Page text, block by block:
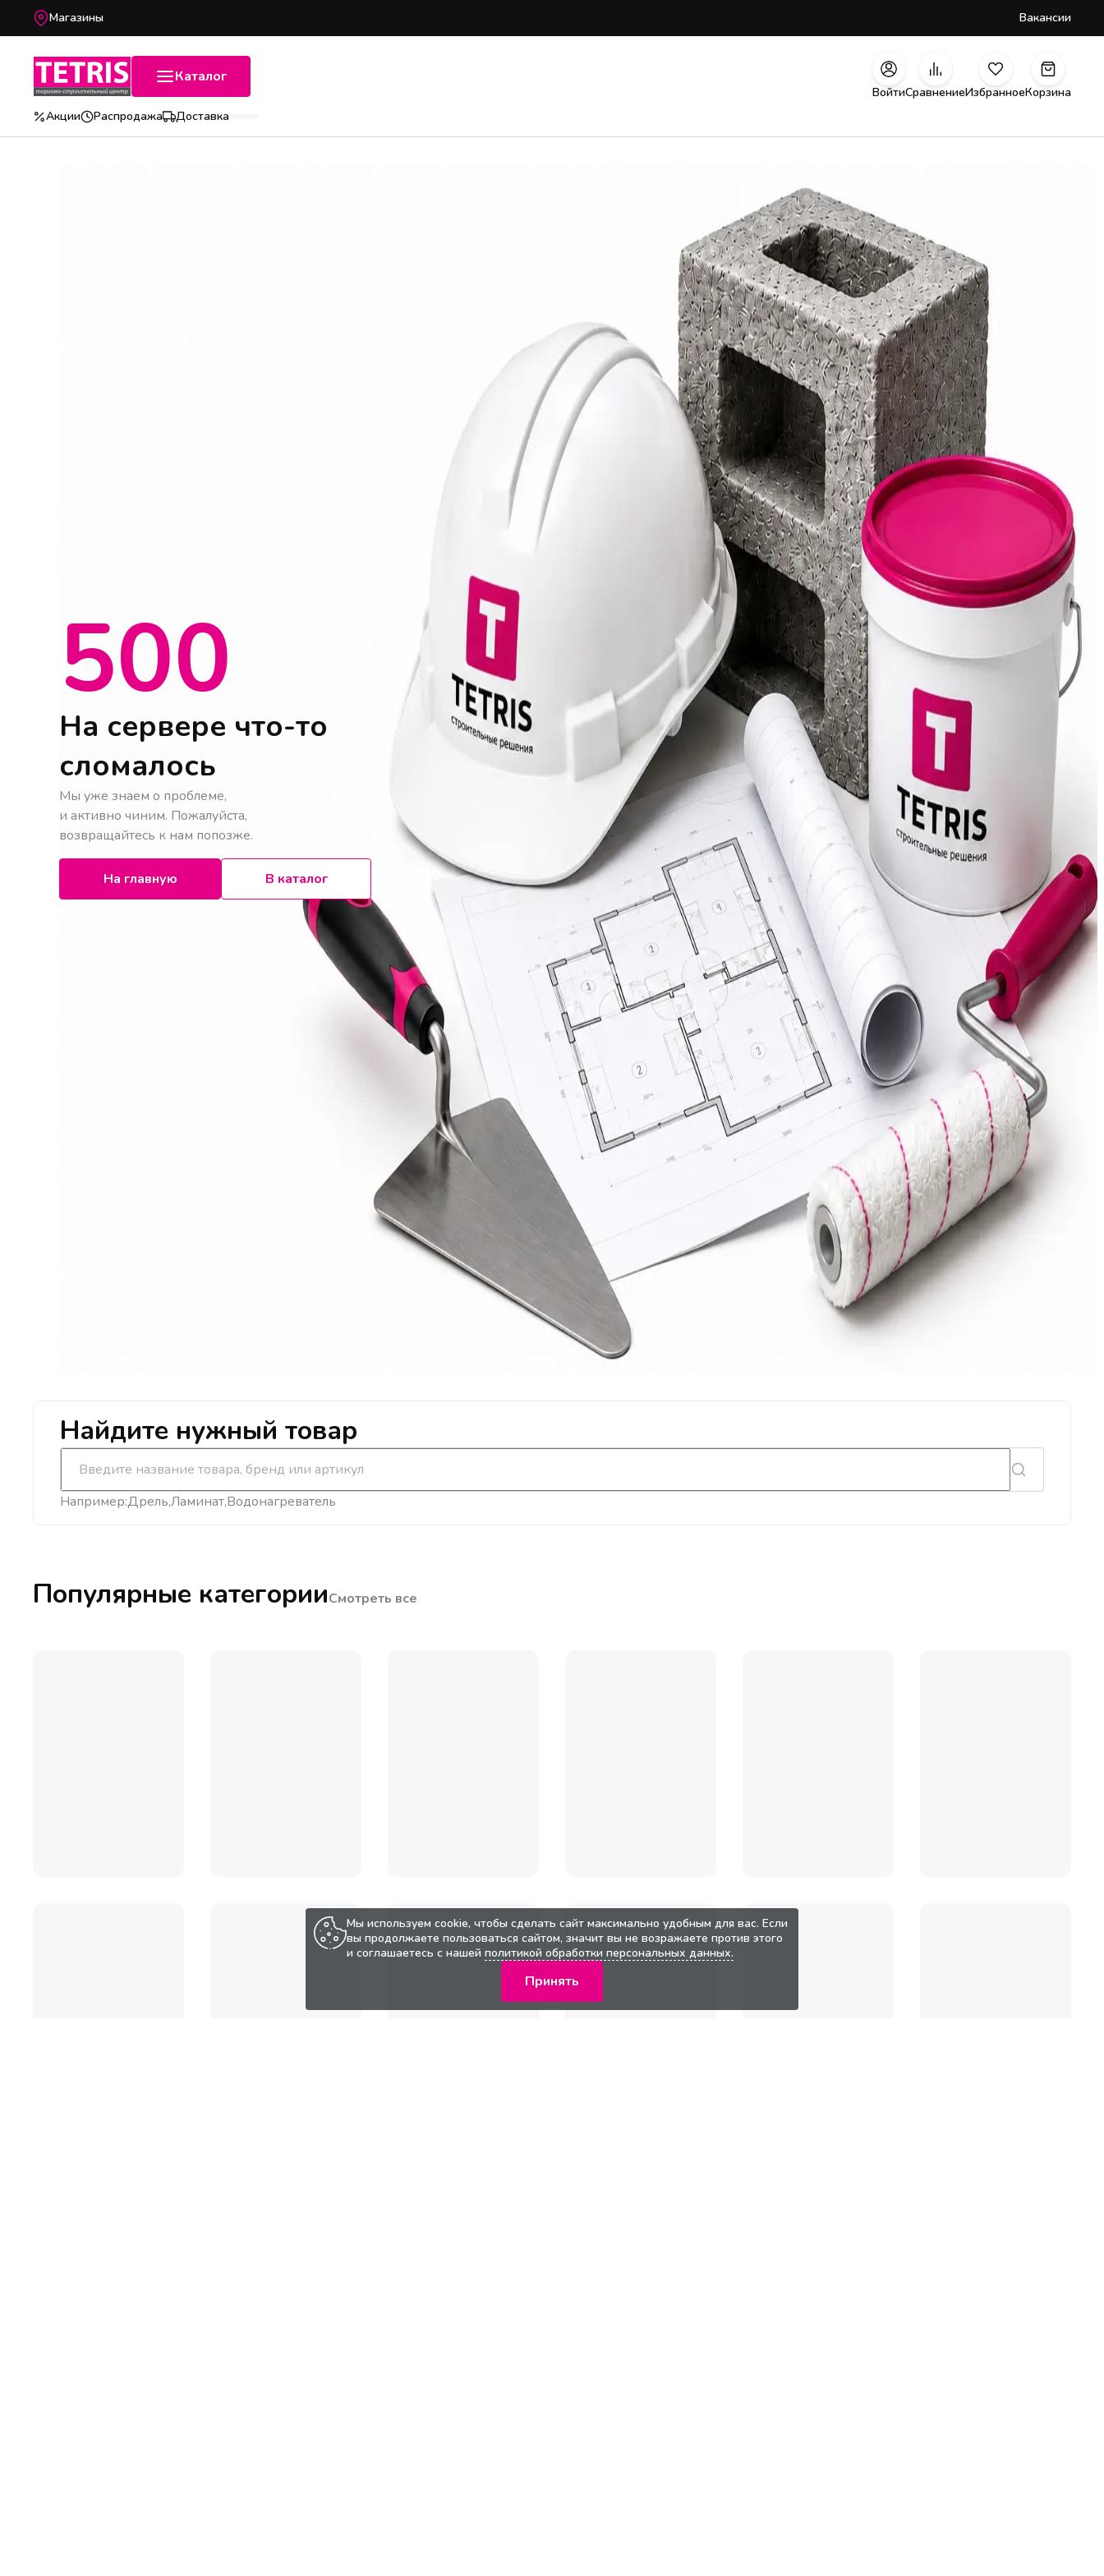
Магазины Вакансии
Каталог
ВойтиСравнениеИзбранноеКорзина
Акции
Распродажа Доставка
500
На сервере что-то
сломалось
Мы уже знаем о проблеме,
и активно чиним. Пожалуйста,
возвращайтесь к нам попозже.
На главную В каталог
Найдите нужный товар
Например:ДрельЛаминатВодонагреватель
Популярные категорииСмотреть все
Мы используем cookie, чтобы сделать сайт максимально удобным для вас. Если
вы продолжаете пользоваться сайтом, значит вы не возражаете против этого
и соглашаетесь с нашей политикой обработки персональных данных.
Принять